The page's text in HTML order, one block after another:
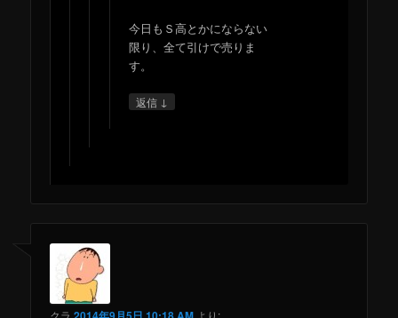
今日もＳ高とかにならない
限り、全て引けで売りま
す。
返信 ↓
クラ より: